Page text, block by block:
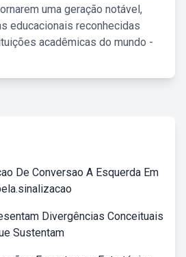
uma geração notável,
educacionais reconhecidas
acadêmicas do mundo -
De Conversao A Esquerda Em
Divergências Conceituais
Sustentam